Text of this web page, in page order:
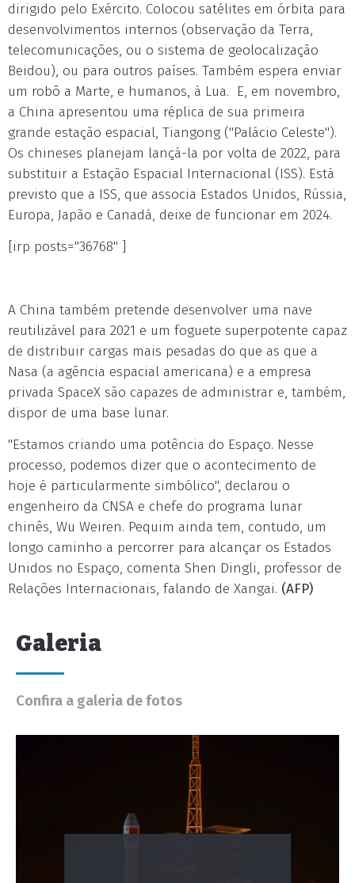
dirigido pelo Exército. Colocou satélites em órbita para
desenvolvimentos internos (observação da Terra,
telecomunicações, ou o sistema de geolocalização
Beidou), ou para outros países. Também espera enviar
um robô a Marte, e humanos, à Lua. E, em novembro,
a China apresentou uma réplica de sua primeira
grande estação espacial, Tiangong ("Palácio Celeste").
Os chineses planejam lançá-la por volta de 2022, para
substituir a Estação Espacial Internacional (ISS). Está
previsto que a ISS, que associa Estados Unidos, Rússia,
Europa, Japão e Canadá, deixe de funcionar em 2024.
[irp posts="36768" ]
A China também pretende desenvolver uma nave
reutilizável para 2021 e um foguete superpotente capaz
de distribuir cargas mais pesadas do que as que a
Nasa (a agência espacial americana) e a empresa
privada SpaceX são capazes de administrar e, também,
dispor de uma base lunar.
"Estamos criando uma potência do Espaço. Nesse
processo, podemos dizer que o acontecimento de
hoje é particularmente simbólico", declarou o
engenheiro da CNSA e chefe do programa lunar
chinês, Wu Weiren. Pequim ainda tem, contudo, um
longo caminho a percorrer para alcançar os Estados
Unidos no Espaço, comenta Shen Dingli, professor de
Relações Internacionais, falando de Xangai. (AFP)
Galeria
Confira a galeria de fotos